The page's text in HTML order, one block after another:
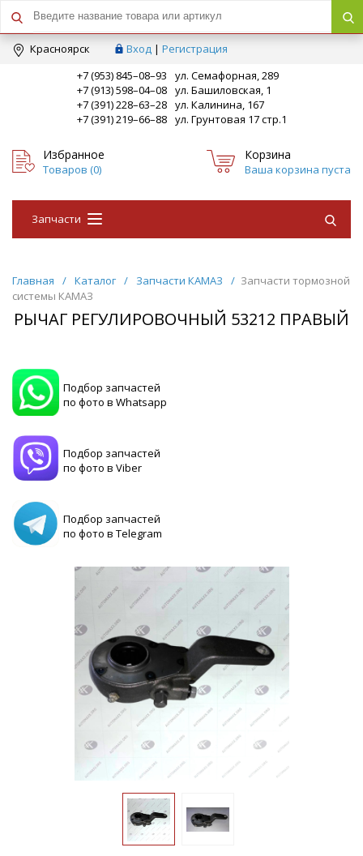
Краcноярск Вход | Регистрация
+7 (953) 845–08–93
ул. Семафорная, 289
+7 (913) 598–04–08 ул. Башиловская, 1
+7 (391) 228–63–28 ул. Калинина, 167
+7 (391) 219–66–88 ул. Грунтовая 17 стр.1
Избранное
Товаров (0)
Корзина
Ваша корзина пуста
Запчасти
Главная / Каталог / Запчасти КАМАЗ / Запчасти тормозной
системы КАМАЗ
РЫЧАГ РЕГУЛИРОВОЧНЫЙ 53212 ПРАВЫЙ
Подбор запчастей
по фото в Whatsapp
Подбор запчастей
по фото в Viber
Подбор запчастей
по фото в Telegram